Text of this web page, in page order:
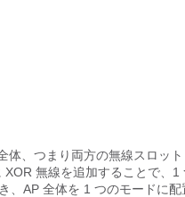
体、つまり両方の無線スロッ
無線を追加することで、1
、AP 全体を 1 つのモードに